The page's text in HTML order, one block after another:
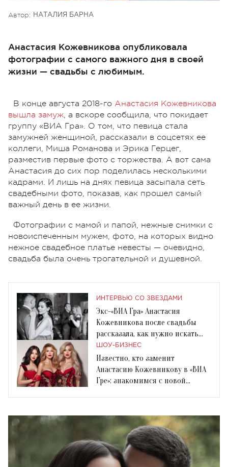
Автор: НАТАЛИЯ БАРНА
Анастасия Кожевникова опубликовала
фотографии с самого важного дня в своей
жизни — свадьбы с любимым.
В конце августа 2018-го Анастасия Кожевникова
вышла замуж, а вскоре сообщила, что покидает
группу «ВИА Гра». О том, что певица стала
замужней женщиной, рассказали в соцсетях ее
коллеги, Миша Романова и Эрика Герцег,
разместив первые фото с торжества. А вот сама
Анастасия до сих пор поделилась несколькими
кадрами. И лишь на днях певица засыпала сеть
свадебными фото, показав, как прошел самый
важный день в ее жизни.
Фотографии с мамой и папой, нежные снимки с
новоиспеченным мужем, фото, на которых видно
нежное свадебное платье невесты — очевидно,
свадьба была очень трогательной и душевной.
ИНТЕРВЬЮ СО ЗВЕЗДАМИ
Экс-«ВИА Гра» Анастасия
Кожевникова после свадьбы
рассказала, как нужно искать
мужа
ШОУ-БИЗНЕС
Известно, кто заменит
Анастасию Кожевникову в «ВИА
Гре»: знакомимся с новой